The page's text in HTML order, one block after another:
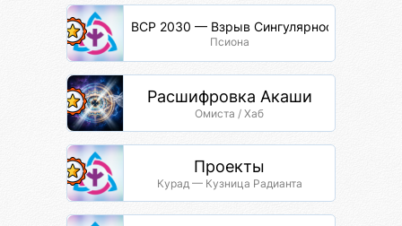
ВСР 2030 — Взрыв Сингулярности Разума
Псиона
Расшифровка Акаши
Омиста / Хаб
Проекты
Курад — Кузница Радианта